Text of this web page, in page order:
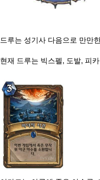
드루는 성기사 다음으로 만만
현재 드루는 빅스펠, 도발, 피